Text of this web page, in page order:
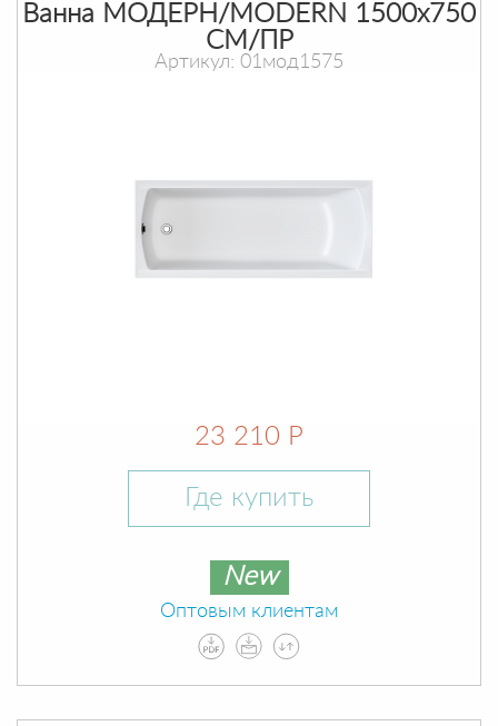
Ванна МОДЕРН/MODERN 1500х750
СМ/ПР
Артикул: 01мод1575
23 210 Р
Где купить
New
Оптовым клиентам